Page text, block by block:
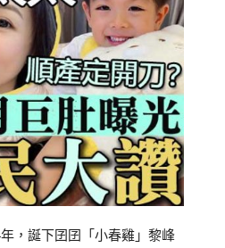
，誕下囝囝「小春雞」黎峰